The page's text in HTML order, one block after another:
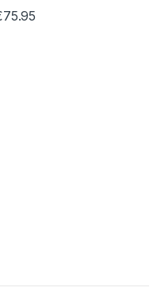
75.95